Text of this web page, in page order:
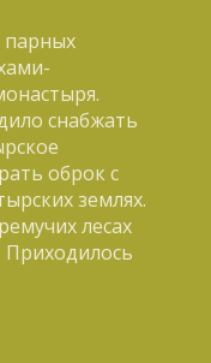
парных
снабжать
оброк с
землях.
лесах
Приходилось